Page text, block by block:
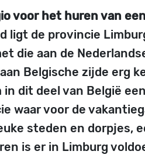
voor het huren van
ligt de provincie
die aan de
Belgische zijde erg
dit deel van België
waar voor de
steden en dorpjes,
is er in Limburg